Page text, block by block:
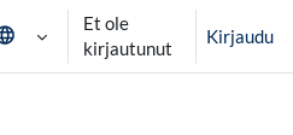
Et ole
kirjautunut
Kirjaudu